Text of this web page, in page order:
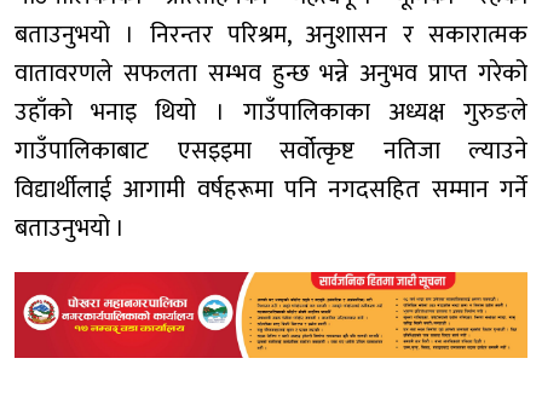
बताउनुभयो । निरन्तर परिश्रम, अनुशासन र सकारात्मक
वातावरणले सफलता सम्भव हुन्छ भन्ने अनुभव प्राप्त गरेको
उहाँको भनाइ थियो । गाउँपालिकाका अध्यक्ष गुरुङले
गाउँपालिकाबाट एसइइमा सर्वोत्कृष्ट नतिजा ल्याउने
विद्यार्थीलाई आगामी वर्षहरूमा पनि नगदसहित सम्मान गर्ने
बताउनुभयो ।